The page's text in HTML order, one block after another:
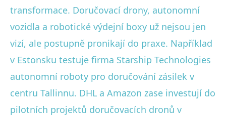
transformace. Doručovací drony, autonomní
vozidla a robotické výdejní boxy už nejsou jen
vizí, ale postupně pronikají do praxe. Například
v Estonsku testuje firma Starship Technologies
autonomní roboty pro doručování zásilek v
centru Tallinnu. DHL a Amazon zase investují do
pilotních projektů doručovacích dronů v